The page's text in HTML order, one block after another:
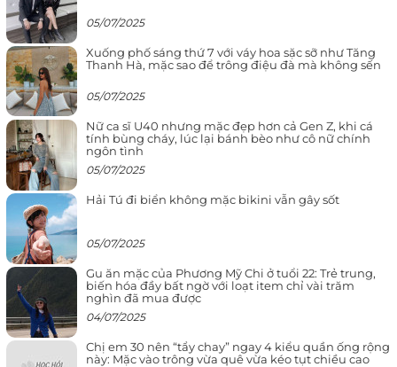
05/07/2025
Xuống phố sáng thứ 7 với váy hoa sặc sỡ như Tăng
Thanh Hà, mặc sao để trông điệu đà mà không sến
05/07/2025
Nữ ca sĩ U40 nhưng mặc đẹp hơn cả Gen Z, khi cá
tính bùng cháy, lúc lại bánh bèo như cô nữ chính
ngôn tình
05/07/2025
Hải Tú đi biển không mặc bikini vẫn gây sốt
05/07/2025
Gu ăn mặc của Phương Mỹ Chi ở tuổi 22: Trẻ trung,
biến hóa đầy bất ngờ với loạt item chỉ vài trăm
nghìn đã mua được
04/07/2025
Chị em 30 nên “tẩy chay” ngay 4 kiểu quần ống rộng
này: Mặc vào trông vừa quê vừa kéo tụt chiều cao